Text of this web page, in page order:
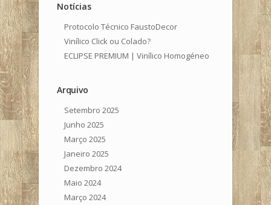
Notícias
Protocolo Técnico FaustoDecor
Vinílico Click ou Colado?
ECLIPSE PREMIUM | Vinílico Homogéneo
Arquivo
Setembro 2025
Junho 2025
Março 2025
Janeiro 2025
Dezembro 2024
Maio 2024
Março 2024